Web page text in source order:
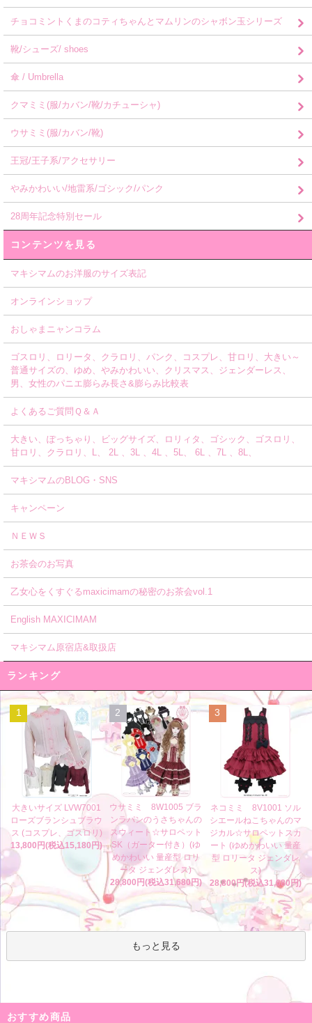
チョコミントくまのコティちゃんとマムリンのシャボン玉シリーズ
靴/シューズ/ shoes
傘 / Umbrella
クマミミ(服/カバン/靴/カチューシャ)
ウサミミ(服/カバン/靴)
王冠/王子系/アクセサリー
やみかわいい/地雷系/ゴシック/パンク
28周年記念特別セール
コンテンツを見る
マキシマムのお洋服のサイズ表記
オンラインショップ
おしゃまニャンコラム
ゴスロリ、ロリータ、クラロリ、パンク、コスプレ、甘ロリ、大きい～
普通サイズの、ゆめ、やみかわいい、クリスマス、ジェンダーレス、
男、女性のパニエ膨らみ長さ&膨らみ比較表
よくあるご質問Ｑ＆Ａ
大きい、ぽっちゃり、ビッグサイズ、ロリィタ、ゴシック、ゴスロリ、
甘ロリ、クラロリ、L、 2L 、3L 、4L 、5L、 6L 、7L 、8L、
マキシマムのBLOG・SNS
キャンペーン
ＮＥＷＳ
お茶会のお写真
乙女心をくすぐるmaxicimamの秘密のお茶会vol.1
English MAXICIMAM
マキシマム原宿店&取扱店
ランキング
1
大きいサイズ LVW7001
ローズブランシュブラウ
ス (コスプレ、ゴスロリ)
13,800円(税込15,180円)
2
ウサミミ 8W1005 ブラ
ンラパンのうさちゃんの
スウィート☆サロペット
SK（ガーター付き）(ゆ
めかわいい 量産型 ロリ
ータ ジェンダレス)
28,800円(税込31,680円)
3
ネコミミ 8V1001 ソル
シエールねこちゃんのマ
ジカル☆サロペットスカ
ート (ゆめかわいい 量産
型 ロリータ ジェンダレ
ス)
28,800円(税込31,680円)
もっと見る
おすすめ商品